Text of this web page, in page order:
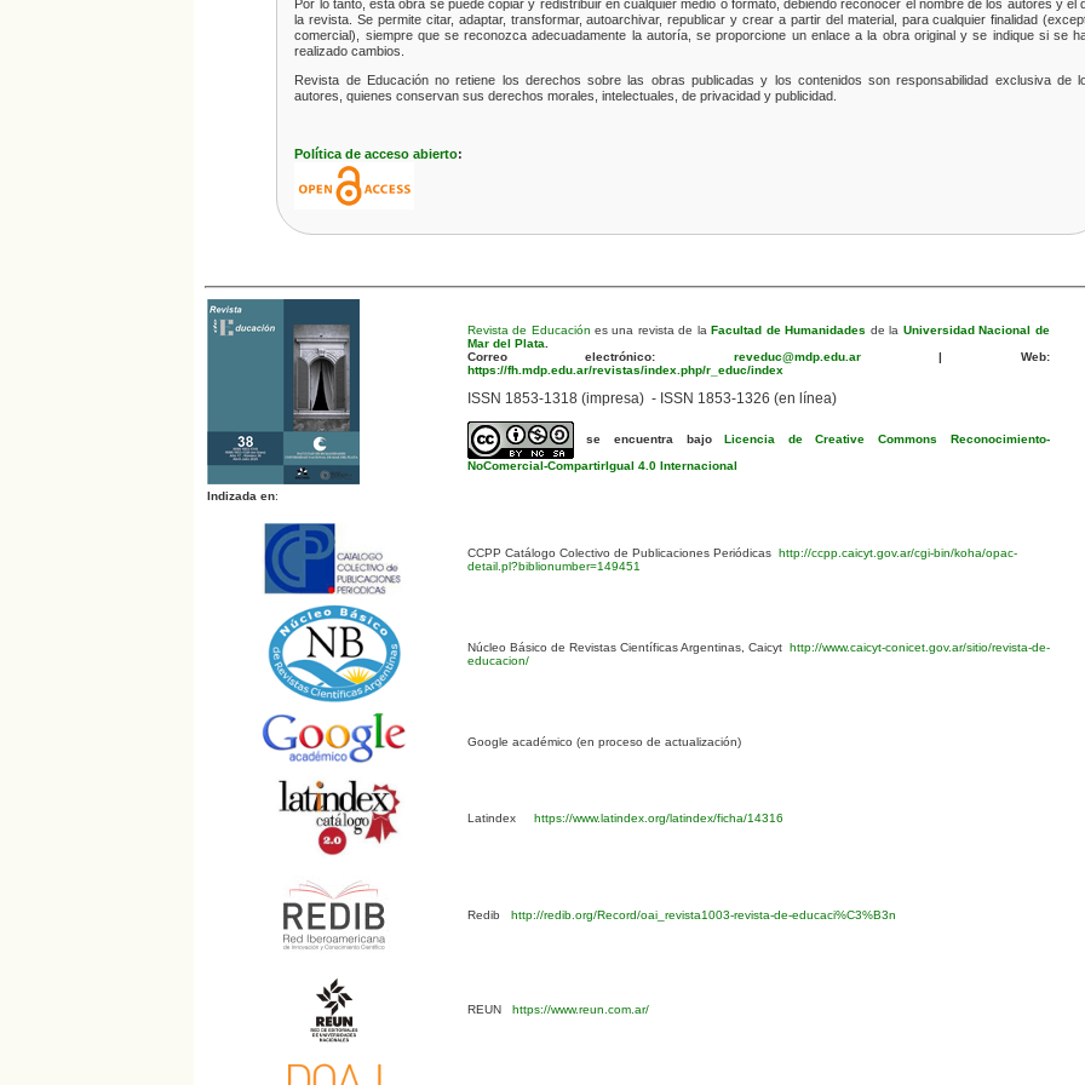
Por lo tanto, esta obra se puede copiar y redistribuir en cualquier medio o formato, debiendo reconocer el nombre de los autores y el
la revista. Se permite citar, adaptar, transformar, autoarchivar, republicar y crear a partir del material, para cualquier finalidad
comercial), siempre que se reconozca adecuadamente la autoría, se proporcione un enlace a la obra original y se indique si se
realizado cambios.
Revista de Educación no retiene los derechos sobre las obras publicadas y los contenidos son responsabilidad exclusiva de
autores, quienes conservan sus derechos morales, intelectuales, de privacidad y publicidad.
Política de acceso abierto:
Revista de Educación es una revista de la Facultad de Humanidades de la Universidad Nacional de
Mar del Plata
Correo electrónico: reveduc@mdp.edu.ar| Web:
https://fh.mdp.edu.ar/revistas/index.php/r_educ/index
ISSN 1853-1318 (impresa) - ISSN 1853-1326 (en línea)
se encuentra bajoLicencia de Creative Commons Reconocimiento-
NoComercial-CompartirIgual 4.0 Internacional
Indizada en:
CCPP Catálogo Colectivo de Publicaciones Periódicas http://ccpp.caicyt.gov.ar/cgi-bin/koha/opac-
detail.pl?biblionumber=149451
Núcleo Básico de Revistas Científicas Argentinas, Caicyt http://www.caicyt-conicet.gov.ar/sitio/revista-de-
educacion/
Google académico (en proceso de actualización)
Latindex https://www.latindex.org/latindex/ficha/14316
Redib http://redib.org/Record/oai_revista1003-revista-de-educaci%C3%B3n
REUN https://www.reun.com.ar/